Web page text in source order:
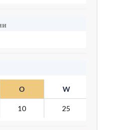
O W
10 25